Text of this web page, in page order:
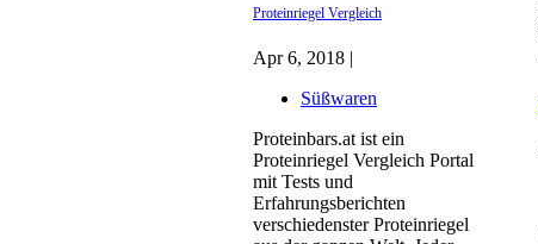
Proteinriegel Vergleich
Apr 6, 2018 |
Süßwaren
Proteinbars.at ist ein
Proteinriegel Vergleich Portal
mit Tests und
Erfahrungsberichten
verschiedenster Proteinriegel